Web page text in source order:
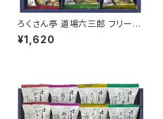
ろくさん亭 道場六三郎 フリーズ
ドライギフト
¥1,620